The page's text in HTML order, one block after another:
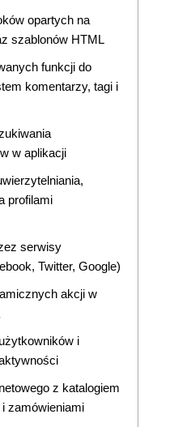
opartych na
szablonów HTML
funkcji do
komentarzy, tagi i
w aplikacji
profilami
serwisy
Twitter, Google)
akcji w
i
z katalogiem
zamówieniami